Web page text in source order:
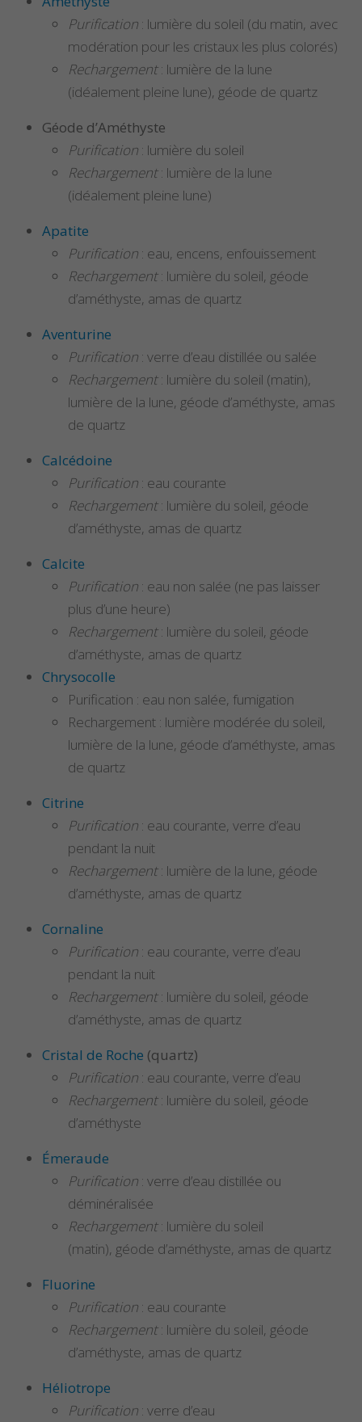
Purification : lumière du soleil (du matin, avec
modération pour les cristaux les plus colorés)
Rechargement: lumière de la lune
(idéalement pleine lune), géode de quartz
Géode d’Améthyste
Purification : lumière du soleil
Rechargement: lumière de la lune
(idéalement pleine lune)
Apatite
Purification : eau, encens, enfouissement
Rechargement: lumière du soleil, géode
d’améthyste, amas de quartz
Aventurine
Purification : verre d’eau distillée ou salée
Rechargement: lumière du soleil (matin),
lumière de la lune, géode d’améthyste, amas
de quartz
Calcédoine
Purification : eau courante
Rechargement: lumière du soleil, géode
d’améthyste, amas de quartz
Calcite
Purification : eau non salée (ne pas laisser
plus d’une heure)
Rechargement: lumière du soleil, géode
d’améthyste, amas de quartz
Chrysocolle
Purification : eau non salée, fumigation
Rechargement : lumière modérée du soleil,
lumière de la lune, géode d’améthyste, amas
de quartz
Citrine
Purification : eau courante, verre d’eau
pendant la nuit
Rechargement: lumière de la lune, géode
d’améthyste, amas de quartz
Cornaline
Purification : eau courante, verre d’eau
pendant la nuit
Rechargement: lumière du soleil, géode
d’améthyste, amas de quartz
Cristal de Roche (quartz)
Purification : eau courante, verre d’eau
Rechargement: lumière du soleil, géode
d’améthyste
Émeraude
Purification : verre d’eau distillée ou
déminéralisée
Rechargement: lumière du soleil
(matin), géode d’améthyste, amas de quartz
Fluorine
Purification : eau courante
Rechargement: lumière du soleil, géode
d’améthyste, amas de quartz
Héliotrope
Purification : verre d’eau